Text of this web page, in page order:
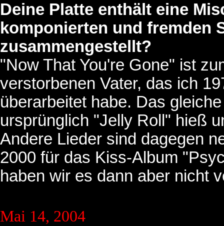
Deine Platte enthält eine
komponierten und fremden
zusammengestellt?
"Now That You're Gone" ist
verstorbenen Vater, das ich
überarbeitet habe. Das
ursprünglich "Jelly Roll" hieß
Andere Lieder sind dagegen
2000 für das Kiss-Album
haben wir es dann aber nicht
Mai 14, 2004